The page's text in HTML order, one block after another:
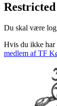
Du skal være
Hvis du ikke har
medlem af TF